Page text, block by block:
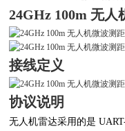
24GHz 100m 无人
接线定义
协议说明
无人机雷达采用的是